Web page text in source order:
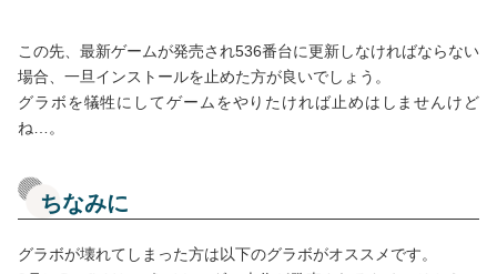
この先、最新ゲームが発売され536番台に更新しなければならない
場合、一旦インストールを止めた方が良いでしょう。
グラボを犠牲にしてゲームをやりたければ止めはしませんけど
ね…。
ちなみに
グラボが壊れてしまった方は以下のグラボがオススメです。